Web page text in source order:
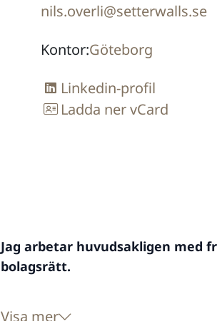
nils.overli@setterwalls.se
Kontor:Göteborg
Linkedin-profil
Ladda ner vCard
Jag arbetar huvudsakligen med
bolagsrätt.
Visa mer